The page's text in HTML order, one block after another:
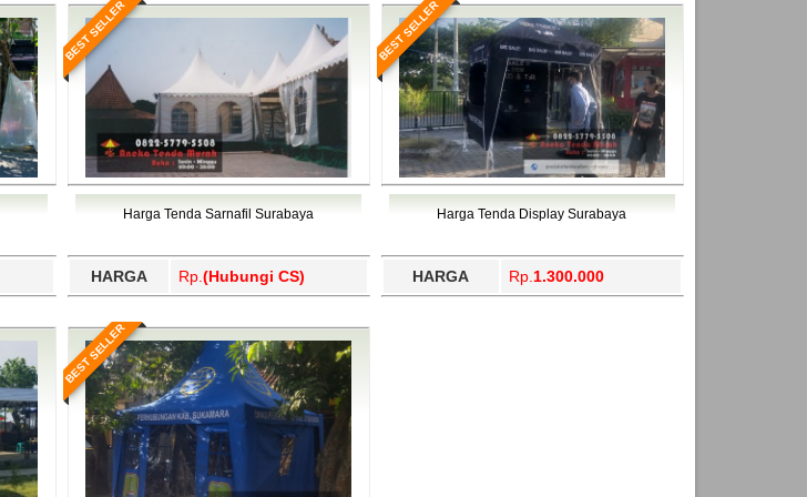
BEST SELLER
Harga Tenda Sarnafil Surabaya
HARGA Rp. (Hubungi CS)
BEST SELLER
Harga Tenda Display Surabaya
HARGA Rp. 1.300.000
BEST SELLER